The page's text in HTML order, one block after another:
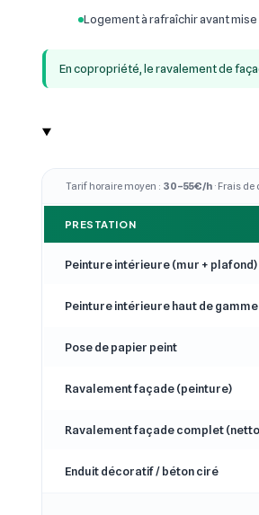
Logement à rafraîchir avant
En copropriété, le ravalement de
Tarif horaire moyen : 30–55€/h · Frais
PRESTATION
Peinture intérieure (mur + plafond)
Peinture intérieure haut de
Pose de papier peint
Ravalement façade (peinture)
Ravalement façade complet
Enduit décoratif / béton ciré